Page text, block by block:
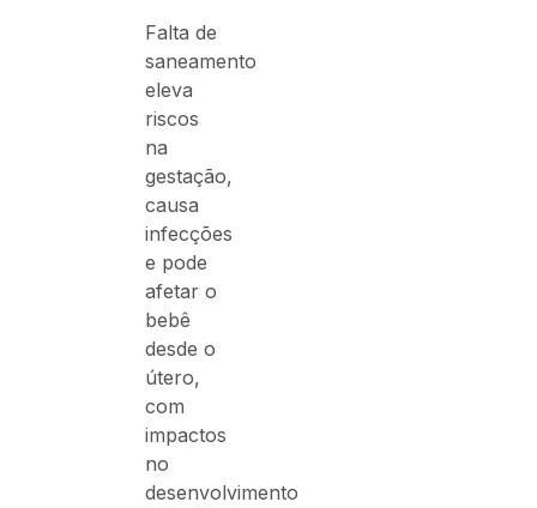
Falta de
saneamento
eleva
riscos
na
gestação,
causa
infecções
e pode
afetar o
bebê
desde o
útero,
com
impactos
no
desenvolvimento